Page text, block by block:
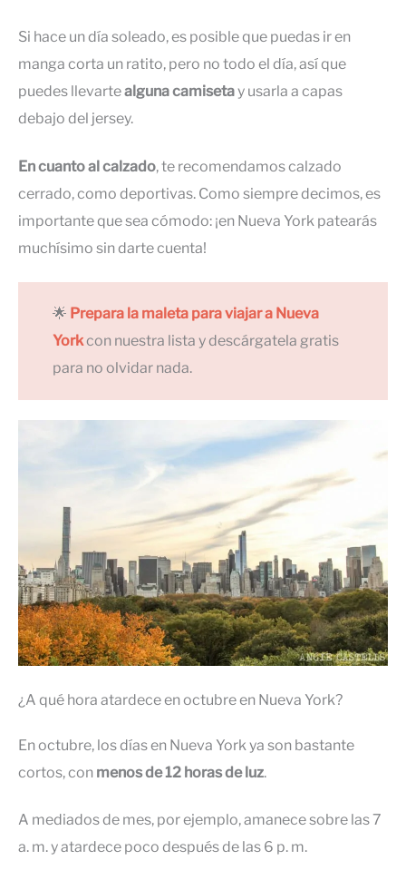
Si hace un día soleado, es posible que puedas ir en
manga corta un ratito, pero no todo el día, así que
puedes llevartealguna camisetay usarla a capas
debajo del jersey.
En cuanto al calzado, te recomendamos calzado
cerrado, como deportivas. Como siempre decimos, es
importante que sea cómodo: ¡en Nueva York patearás
muchísimo sin darte cuenta!
🌟 Prepara la maleta para viajar a Nueva
Yorkcon nuestra lista y descárgatela gratis
para no olvidar nada.
¿A qué hora atardece en octubre en Nueva York?
En octubre, los días en Nueva York ya son bastante
cortos, con menos de 12 horas de luz.
A mediados de mes, por ejemplo, amanece sobre las 7
a. m. y atardece poco después de las 6 p. m.